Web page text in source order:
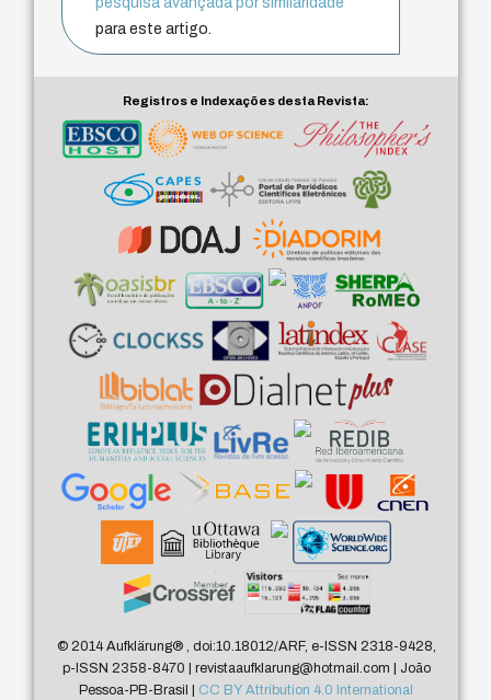
para este artigo.
Registros e Indexações desta Revista:
© 2014 Aufklärung®, doi:10.18012/ARF, e-ISSN 2318-9428,
p-ISSN 2358-8470 | revistaaufklarung@hotmail.com | João
Pessoa-PB-Brasil | CC BY Attribution 4.0 International